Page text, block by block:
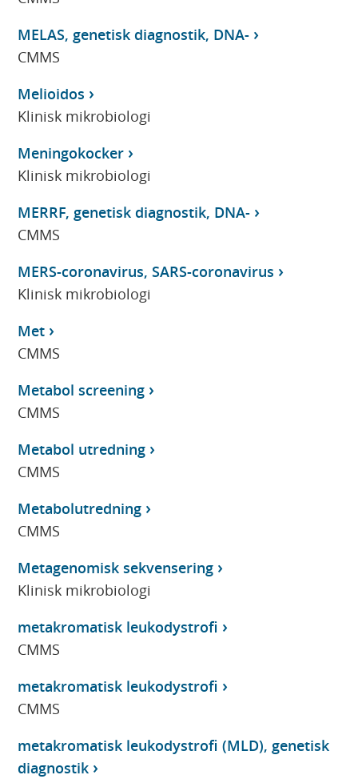
MELAS, genetisk diagnostik, DNA-
CMMS
Melioidos
Klinisk mikrobiologi
Meningokocker
Klinisk mikrobiologi
MERRF, genetisk diagnostik, DNA-
CMMS
MERS-coronavirus, SARS-coronavirus
Klinisk mikrobiologi
Met
CMMS
Metabol screening
CMMS
Metabol utredning
CMMS
Metabolutredning
CMMS
Metagenomisk sekvensering
Klinisk mikrobiologi
metakromatisk leukodystrofi
CMMS
metakromatisk leukodystrofi
CMMS
metakromatisk leukodystrofi (MLD), genetisk
diagnostik